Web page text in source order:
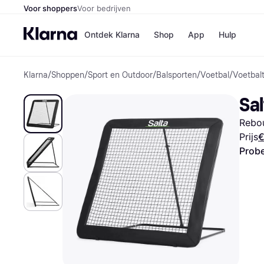
Voor shoppersVoor bedrijven
Ontdek Klarna Shop
Winkels
Bol
H&M
App Hulp
Klarna/Shoppen/Sport en Outdoor/Balsporten/Voetbal /
Prijs